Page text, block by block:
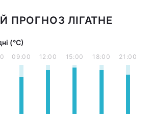
ПРОГНОЗ ЛІГАТНЕ
(°С)
09:00 12:00 15:00 18:00 21:00